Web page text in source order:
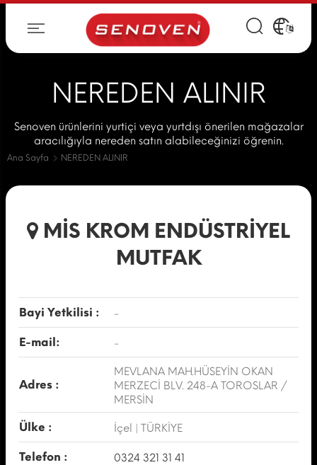
NEREDEN ALINIR
Senoven ürünlerini yurtiçi veya yurtdışı önerilen mağazalar
aracılığıyla nereden satın alabileceğinizi öğrenin.
Ana Sayfa NEREDEN ALINIR
MİS KROM ENDÜSTRİYEL
MUTFAK
Bayi Yetkilisi : -
E-mail: -
Adres :
MEVLANA MAH.HÜSEYİN OKAN
MERZECİ BLV. 248-A TOROSLAR /
MERSİN
Ülke : İçel | TÜRKİYE
Telefon : 0324 321 31 41